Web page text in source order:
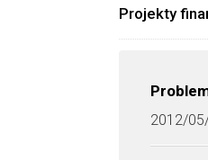
Projekty
2012/